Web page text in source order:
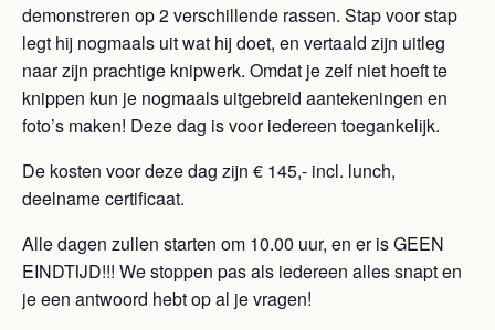
demonstreren op 2 verschillende rassen. Stap voor stap
legt hij nogmaals uit wat hij doet, en vertaald zijn uitleg
naar zijn prachtige knipwerk. Omdat je zelf niet hoeft te
knippen kun je nogmaals uitgebreid aantekeningen en
foto’s maken! Deze dag is voor iedereen toegankelijk.
De kosten voor deze dag zijn € 145,- incl. lunch,
deelname certificaat.
Alle dagen zullen starten om 10.00 uur, en er is GEEN
EINDTIJD!!! We stoppen pas als iedereen alles snapt en
je een antwoord hebt op al je vragen!